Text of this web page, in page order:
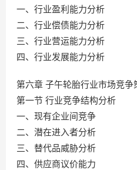
一、行业盈利能力分析
二、行业偿债能力分析
三、行业营运能力分析
四、行业发展能力分析
第六章 子午轮胎行业市场竞争
第一节 行业竞争结构分析
一、现有企业间竞争
二、潜在进入者分析
三、替代品威胁分析
四、供应商议价能力